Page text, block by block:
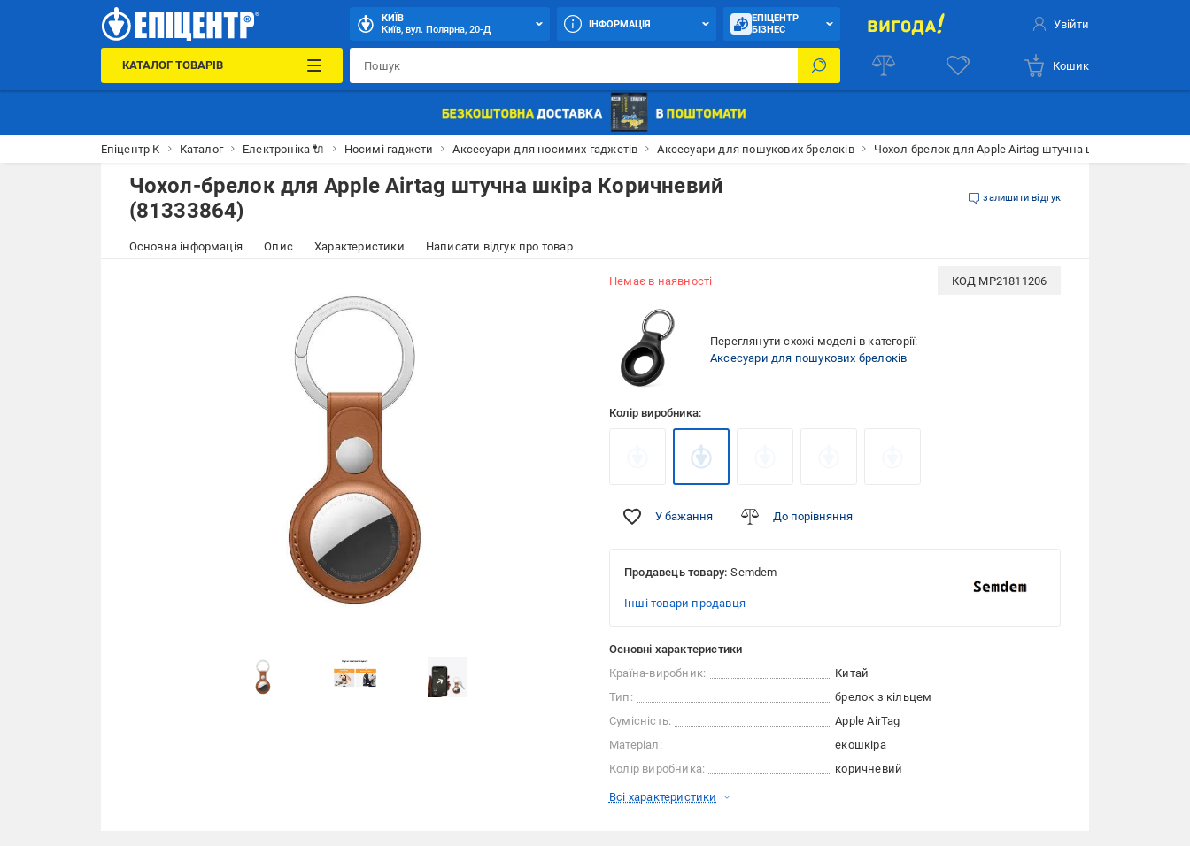
КИЇВ
Київ, вул. Полярна, 20-Д
ІНФОРМАЦІЯ
ЕПІЦЕНТР
БІЗНЕС
Увійти
КАТАЛОГ ТОВАРІВ Кошик
Епіцентр К Каталог Електроніка 🔌 Носимі гаджети Аксесуари для носимих гаджетів Аксесуари для пошукових брелоків Чохол-брелок для Apple Airtag штучна шкіра
Чохол-брелок для Apple Airtag штучна шкіра Коричневий
(81333864)
залишити відгук
Основна інформація Опис Характеристики Написати відгук про товар
Немає в наявності КОД MP21811206
Переглянути схожі моделі в категорії:
Аксесуари для пошукових брелоків
Колір виробника:
У бажання До порівняння
Продавець товару: Semdem
Інші товари продавця
Основні характеристики
Країна-виробник:
Китай
Тип:
брелок з кільцем
Сумісність:
Apple AirTag
Матеріал:
екошкіра
Колір виробника:
коричневий
Всі характеристики